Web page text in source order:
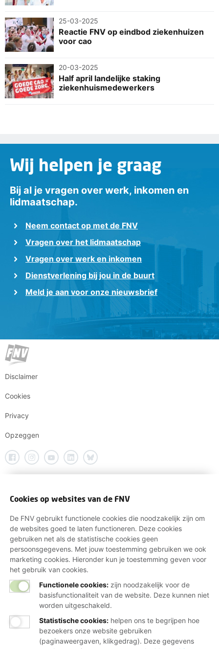
25-03-2025
Reactie FNV op eindbod ziekenhuizen
voor cao
20-03-2025
Half april landelijke staking
ziekenhuismedewerkers
Wij helpen je graag
Bij al je vragen over werk, inkomen en
lidmaatschap.
Neem contact op met de FNV
Vragen over het lidmaatschap
Vragen over werk en inkomen
Dienstverlening bij jou in de buurt
Meld je aan voor onze nieuwsbrief
Disclaimer
Cookies
Privacy
Opzeggen
Cookies op websites van de FNV
De FNV gebruikt functionele cookies die noodzakelijk zijn om
de websites goed te laten functioneren. Deze cookies
gebruiken net als de statistische cookies geen
persoonsgegevens. Met jouw toestemming gebruiken we ook
marketing cookies. Hieronder kun je toestemming geven voor
het gebruik van cookies.
Functionele cookies: zijn noodzakelijk voor de
basisfunctionaliteit van de website. Deze kunnen niet
worden uitgeschakeld.
Statistische cookies: helpen ons te begrijpen hoe
bezoekers onze website gebruiken
(paginaweergaven, klikgedrag). Deze gegevens